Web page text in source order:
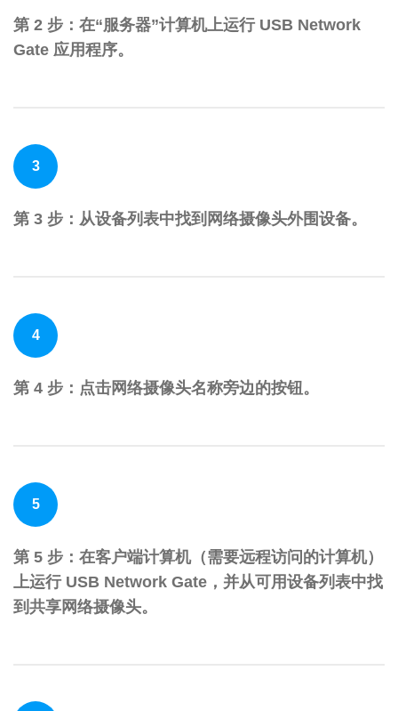
第 2 步：在“服务器”计算机上运行 USB Network
Gate 应用程序。
3
第 3 步：从设备列表中找到网络摄像头外围设备。
4
第 4 步：点击网络摄像头名称旁边的按钮。
5
第 5 步：在客户端计算机（需要远程访问的计算机）
上运行 USB Network Gate，并从可用设备列表中找
到共享网络摄像头。